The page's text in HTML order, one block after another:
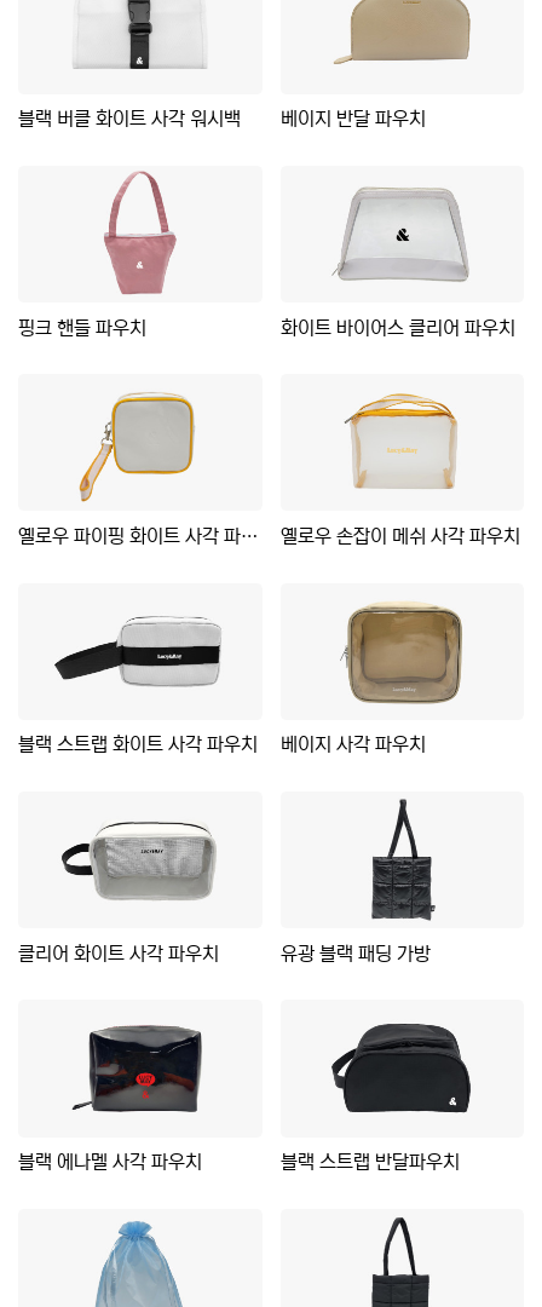
블랙 버클 화이트 사각 워시백 베이지 반달 파우치
핑크 핸들 파우치 화이트 바이어스 클리어 파우치
옐로우 파이핑 화이트 사각 파우치 옐로우 손잡이 메쉬 사각 파우치
블랙 스트랩 화이트 사각 파우치 베이지 사각 파우치
클리어 화이트 사각 파우치 유광 블랙 패딩 가방
블랙 에나멜 사각 파우치 블랙 스트랩 반달파우치